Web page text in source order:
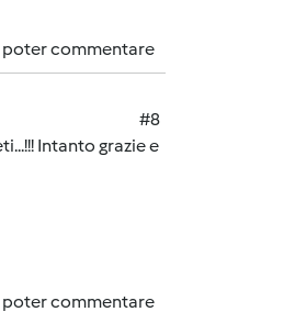
poter commentare
#8
Intanto grazie e
poter commentare